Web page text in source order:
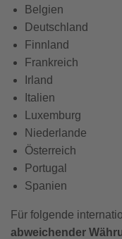
Tipps & Ideen
Belgien
Deutschland
Finnland
Frankreich
Irland
Italien
Luxemburg
Niederlande
Österreich
Portugal
Spanien
Für folgende
abweichender